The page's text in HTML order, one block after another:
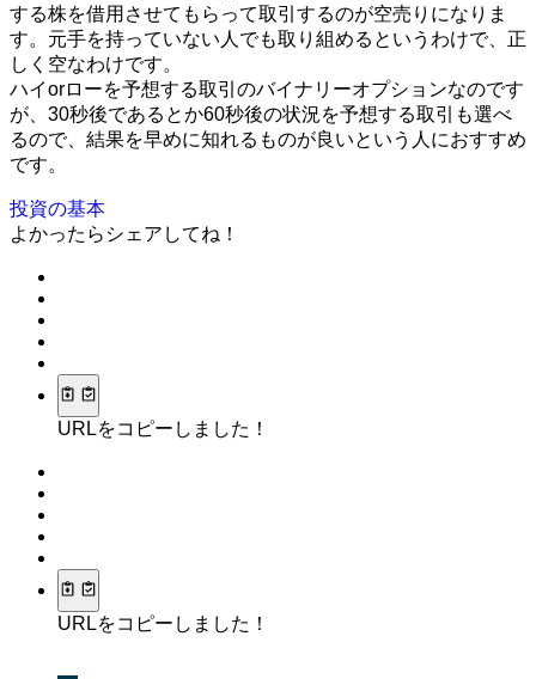
する株を借用させてもらって取引するのが空売りになりま
す。元手を持っていない人でも取り組めるというわけで、正
しく空なわけです。
ハイorローを予想する取引のバイナリーオプションなのです
が、30秒後であるとか60秒後の状況を予想する取引も選べ
るので、結果を早めに知れるものが良いという人におすすめ
です。
投資の基本
よかったらシェアしてね！
URLをコピーしました！
URLをコピーしました！